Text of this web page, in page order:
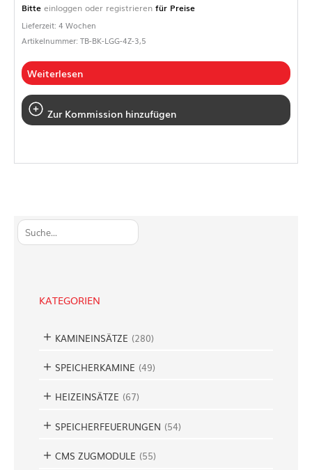
S
u
KATEGORIEN
KAMINEINSÄTZE (280)
SPEICHERKAMINE (49)
HEIZEINSÄTZE (67)
SPEICHERFEUERUNGEN (54)
CMS ZUGMODULE (55)
Bitte einloggen oder registrieren für Preise
Lieferzeit: 4 Wochen
Artikelnummer: TB-BK-LGG-4Z-3,5
Weiterlesen
Zur Kommission hinzufügen